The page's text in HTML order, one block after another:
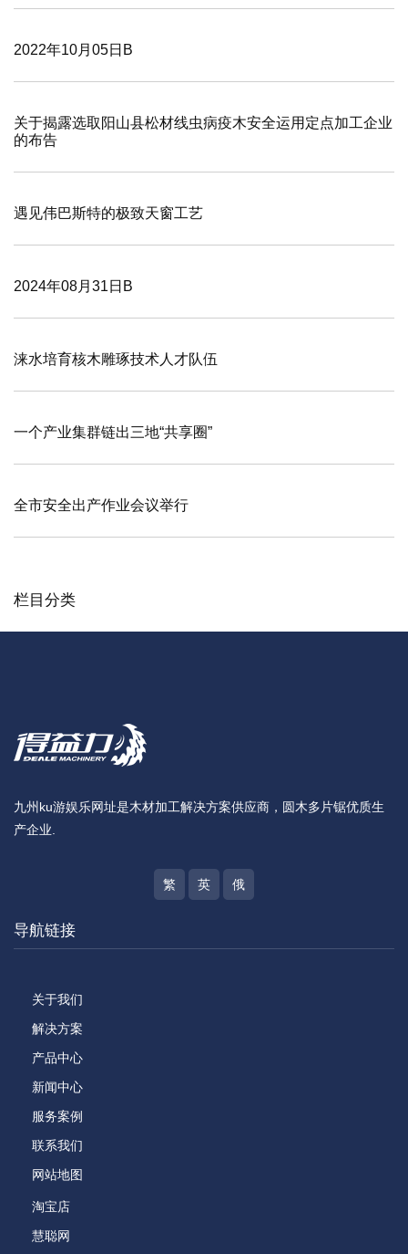
2022年10月05日B
关于揭露选取阳山县松材线虫病疫木安全运用定点加工企业
的布告
遇见伟巴斯特的极致天窗工艺
2024年08月31日B
涞水培育核木雕琢技术人才队伍
一个产业集群链出三地“共享圈”
全市安全出产作业会议举行
栏目分类
九州ku游娱乐网址是木材加工解决方案供应商，圆木多片锯优质生
产企业.
繁 英 俄
导航链接
关于我们
解决方案
产品中心
新闻中心
服务案例
联系我们
网站地图
淘宝店
慧聪网